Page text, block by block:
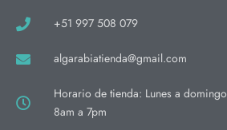
+51 997 508 079
algarabiatienda@gmail.com
Horario de tienda: Lunes a domingo
8am a 7pm